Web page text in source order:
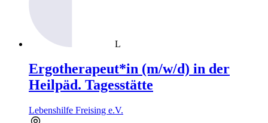
L
Ergotherapeut*in (m/w/d) in der
Heilpäd. Tagesstätte
Lebenshilfe Freising e.V.